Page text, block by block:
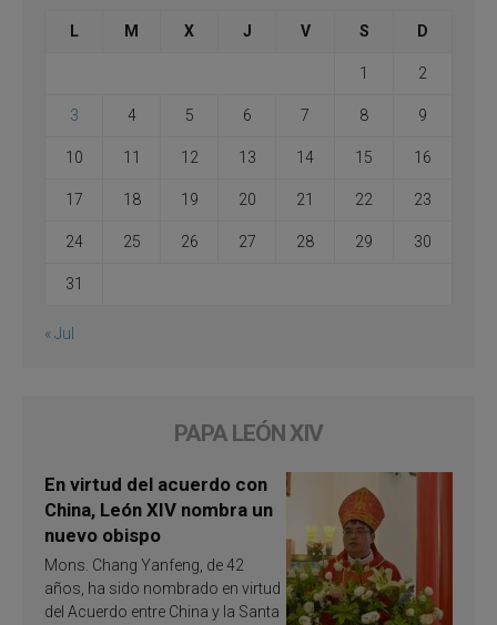
L M X J V S D
1 2
3 4 5 6 7 8 9
10 11 12 13 14 15 16
17 18 19 20 21 22 23
24 25 26 27 28 29 30
31
« Jul
PAPA LEÓN XIV
En virtud del acuerdo con
China, León XIV nombra un
nuevo obispo
Mons. Chang Yanfeng, de 42
años, ha sido nombrado en virtud
del Acuerdo entre China y la Santa